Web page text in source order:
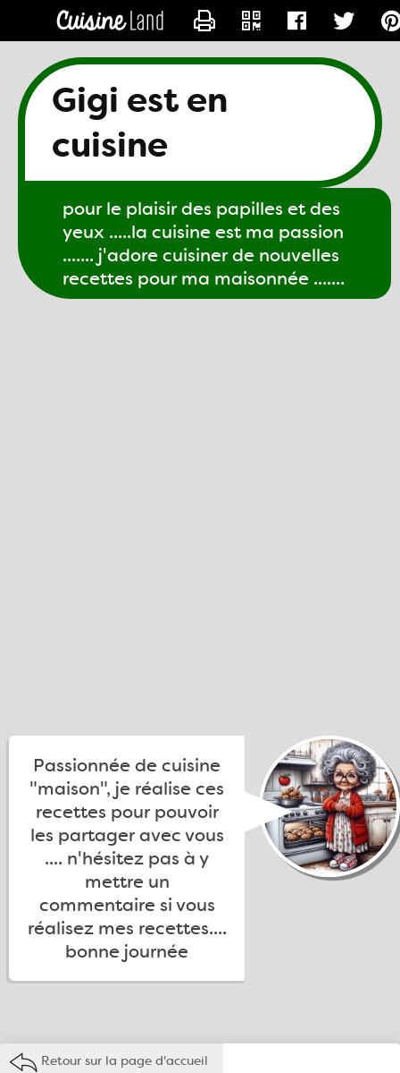
Gigi est en
cuisine
pour le plaisir des papilles et des
yeux .....la cuisine est ma passion
....... j'adore cuisiner de nouvelles
recettes pour ma maisonnée .......
Passionnée de cuisine
"maison", je réalise ces
recettes pour pouvoir
les partager avec vous
.... n'hésitez pas à y
mettre un
commentaire si vous
réalisez mes recettes....
bonne journée
Retour sur la page d'accueil
CONTACTER GIGI61